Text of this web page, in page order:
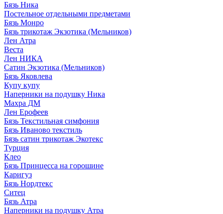
Бязь Ника
Постельное отдельными предметами
Бязь Монро
Бязь трикотаж Экзотика (Мельников)
Лен Атра
Веста
Лен НИКА
Сатин Экзотика (Мельников)
Бязь Яковлева
Купу купу
Наперники на подушку Ника
Махра ДМ
Лен Ерофеев
Бязь Текстильная симфония
Бязь Иваново текстиль
Бязь сатин трикотаж Экотекс
Турция
Клео
Бязь Принцесса на горошине
Каригуз
Бязь Нордтекс
Ситец
Бязь Атра
Наперники на подушку Атра